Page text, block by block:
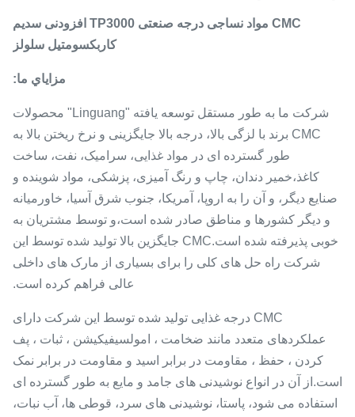
CMC مواد نساجی درجه صنعتی TP3000 افزودنی سدیم
کاربکسومتیل سلولز
مزاياي ما:
شرکت ما به طور مستقل توسعه یافته "Linguang" محصولات
CMC برند با لزگی بالا، درجه بالا جایگزینی و نرخ ریختن بالا به
طور گسترده ای در مواد غذایی، سرامیک، نفت، ساخت
کاغذ،خمیر دندان، چاپ و رنگ آمیزی، پزشکی، مواد شوینده و
صنایع دیگر، و آن را به اروپا، آمریکا، جنوب شرق آسیا، خاورمیانه
و دیگر کشورها و مناطق صادر شده است،و توسط مشتریان به
خوبی پذیرفته شده است.CMC جایگزین بالا تولید شده توسط این
شرکت راه حل های کلی را برای بسیاری از مارک های داخلی
عالی فراهم کرده است.
CMC درجه غذایی تولید شده توسط این شرکت دارای
عملکردهای متعدد مانند ضخامت ، امولسیفیکیشن ، ثبات ، پف
کردن ، حفظ ، مقاومت در برابر اسید و مقاومت در برابر نمک
است.از آن در انواع نوشیدنی های جامد و مایع به طور گسترده ای
استفاده می شود، پاستا، نوشیدنی های سرد، قوطی ها، آب نبات،